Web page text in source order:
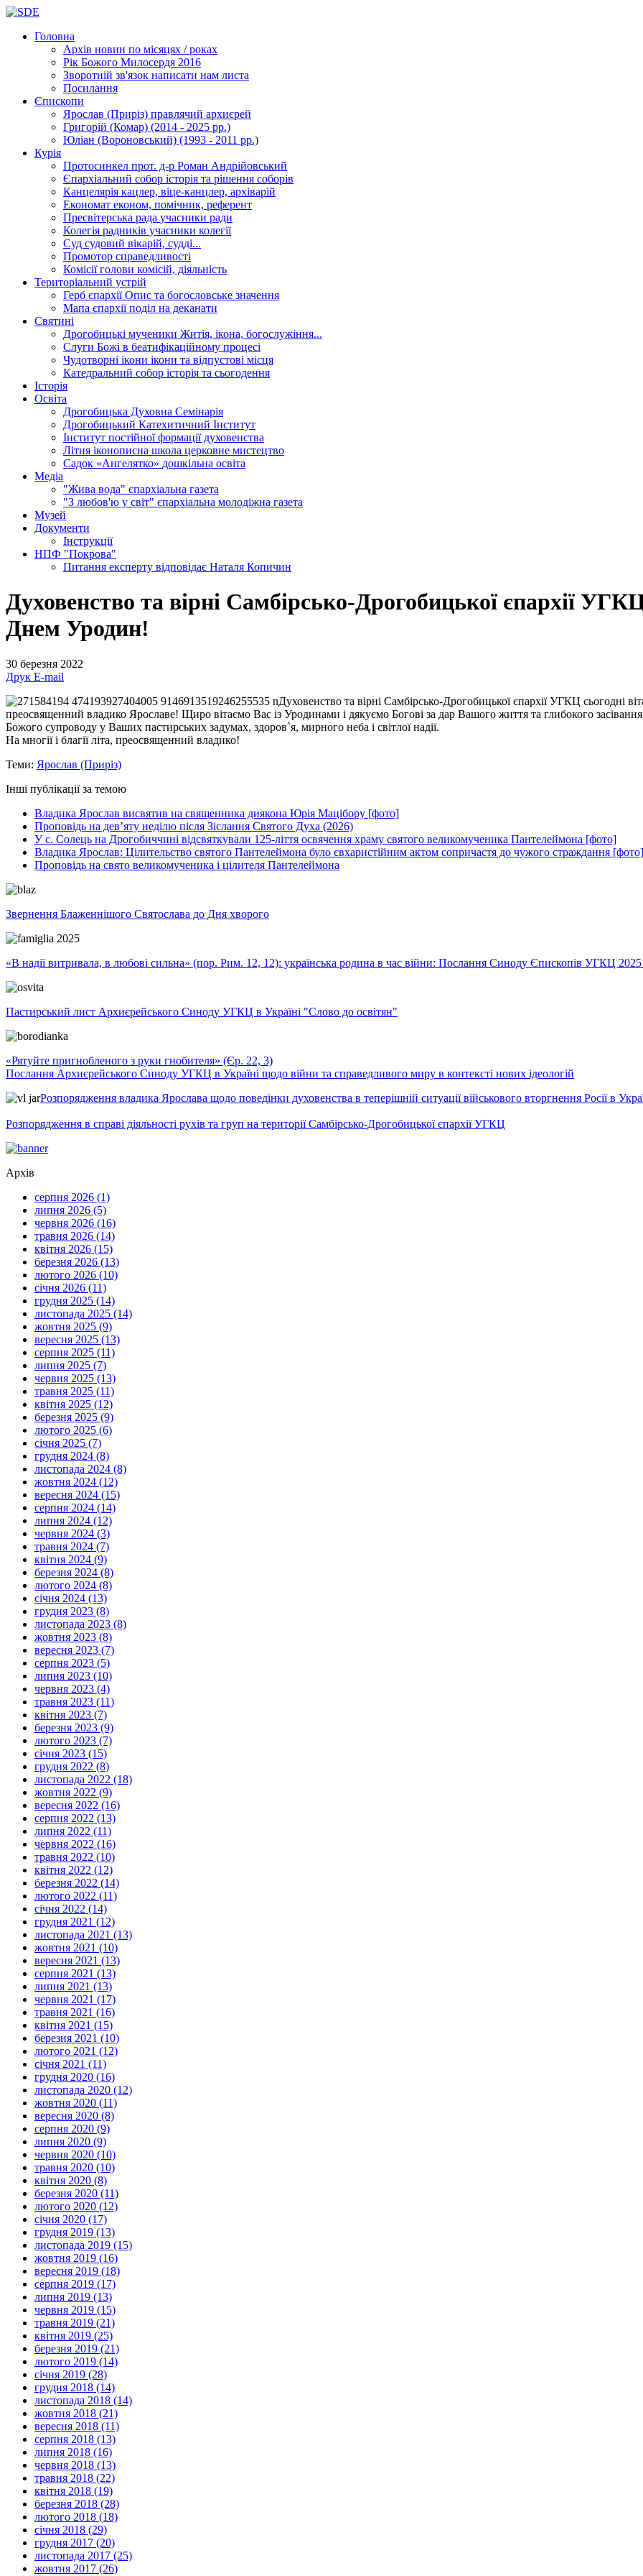
Головна
Архів новин по місяцях / роках
Рік Божого Милосердя 2016
Зворотній зв'язок написати нам листа
Посилання
Єпископи
Ярослав (Приріз) правлячий архиєрей
Григорій (Комар) (2014 - 2025 рр.)
Юліан (Вороновський) (1993 - 2011 рр.)
Курія
Протосинкел прот. д-р Роман Андрійовський
Єпархіальний собор історія та рішення соборів
Канцелярія кацлер, віце-канцлер, архіварій
Економат економ, помічник, референт
Пресвітерська рада учасники ради
Колегія радників учасники колегії
Суд судовий вікарій, судді...
Промотор справедливості
Комісіїголови комісій, діяльність
Територіальний устрій
Герб єпархіїОпис та богословське значення
Мапа єпархіїподіл на деканати
Святині
Дрогобицькі мученики Житія, ікона, богослужіння...
Слуги Божі в беатифікаційному процесі
Чудотворні ікони ікони та відпустові місця
Катедральний собор історія та сьогодення
Історія
Освіта
Дрогобицька Духовна Семінарія
Дрогобицький Катехитичний Інститут
Інститут постійної формації духовенства
Літня іконописна школа церковне мистецтво
Садок «Ангелятко» дошкільна освіта
Медіа
"Жива вода" єпархіальна газета
"З любов'ю у світ" єпархіальна молодіжна газета
Музей
Документи
Інструкції
НПФ "Покрова"
Питання експерту відповідає Наталя Копичин
Духовенство та вірні Самбірсько-Дрогобицької єпархії
Днем Уродин!
30 березня 2022
Друк E-mail
Духовенство та вірні Самбірсько-Дрогобицької єпархії УГКЦ
преосвященний владико Ярославе! Щиро вітаємо Вас із Уродинами і дякуємо Богові за дар Вашого життя та глибокого
Божого супроводу у Ваших пастирських задумах, здоров`я, мирного неба і світлої надії.
На многії і благії літа, преосвященний владико!
Теми: Ярослав (Приріз)
Інші публікації за темою
Владика Ярослав висвятив на священника диякона Юрія Мацібору [фото]
Проповідь на дев’яту неділю після Зіслання Святого Духа (2026)
У с. Солець на Дрогобиччині відсвяткували 125-ліття освячення храму святого великомученика Пантелеймона [фото]
Владика Ярослав: Цілительство святого Пантелеймона було євхаристійним актом сопричастя до чужого страждання [фото]
Проповідь на свято великомученика і цілителя Пантелеймона
Звернення Блаженнішого Святослава до Дня хворого
«В надії витривала, в любові сильна» (пор. Рим. 12, 12): українська родина в час війни: Послання Синоду Єпископів УГКЦ
Пастирський лист Архиєрейського Синоду УГКЦ в Україні "Слово до освітян"
«Рятуйте пригнобленого з руки гнобителя» (Єр. 22, 3)
Послання Архиєрейського Синоду УГКЦ в Україні щодо війни та справедливого миру в контексті нових ідеологій
Розпорядження владика Ярослава щодо поведінки духовенства в теперішній ситуації військового вторгнення Росії в
Розпорядження в справі діяльності рухів та груп на території Самбірсько-Дрогобицької єпархії УГКЦ
Архів
серпня 2026 (1)
липня 2026 (5)
червня 2026 (16)
травня 2026 (14)
квітня 2026 (15)
березня 2026 (13)
лютого 2026 (10)
січня 2026 (11)
грудня 2025 (14)
листопада 2025 (14)
жовтня 2025 (9)
вересня 2025 (13)
серпня 2025 (11)
липня 2025 (7)
червня 2025 (13)
травня 2025 (11)
квітня 2025 (12)
березня 2025 (9)
лютого 2025 (6)
січня 2025 (7)
грудня 2024 (8)
листопада 2024 (8)
жовтня 2024 (12)
вересня 2024 (15)
серпня 2024 (14)
липня 2024 (12)
червня 2024 (3)
травня 2024 (7)
квітня 2024 (9)
березня 2024 (8)
лютого 2024 (8)
січня 2024 (13)
грудня 2023 (8)
листопада 2023 (8)
жовтня 2023 (8)
вересня 2023 (7)
серпня 2023 (5)
липня 2023 (10)
червня 2023 (4)
травня 2023 (11)
квітня 2023 (7)
березня 2023 (9)
лютого 2023 (7)
січня 2023 (15)
грудня 2022 (8)
листопада 2022 (18)
жовтня 2022 (9)
вересня 2022 (16)
серпня 2022 (13)
липня 2022 (11)
червня 2022 (16)
травня 2022 (10)
квітня 2022 (12)
березня 2022 (14)
лютого 2022 (11)
січня 2022 (14)
грудня 2021 (12)
листопада 2021 (13)
жовтня 2021 (10)
вересня 2021 (13)
серпня 2021 (13)
липня 2021 (13)
червня 2021 (17)
травня 2021 (16)
квітня 2021 (15)
березня 2021 (10)
лютого 2021 (12)
січня 2021 (11)
грудня 2020 (16)
листопада 2020 (12)
жовтня 2020 (11)
вересня 2020 (8)
серпня 2020 (9)
липня 2020 (9)
червня 2020 (10)
травня 2020 (10)
квітня 2020 (8)
березня 2020 (11)
лютого 2020 (12)
січня 2020 (17)
грудня 2019 (13)
листопада 2019 (15)
жовтня 2019 (16)
вересня 2019 (18)
серпня 2019 (17)
липня 2019 (13)
червня 2019 (15)
травня 2019 (21)
квітня 2019 (25)
березня 2019 (21)
лютого 2019 (14)
січня 2019 (28)
грудня 2018 (14)
листопада 2018 (14)
жовтня 2018 (21)
вересня 2018 (11)
серпня 2018 (13)
липня 2018 (16)
червня 2018 (13)
травня 2018 (22)
квітня 2018 (19)
березня 2018 (28)
лютого 2018 (18)
січня 2018 (29)
грудня 2017 (20)
листопада 2017 (25)
жовтня 2017 (26)